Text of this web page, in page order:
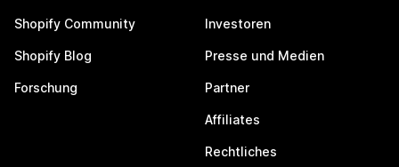
Shopify Community
Shopify Blog
Forschung
Investoren
Presse und Medien
Partner
Affiliates
Rechtliches